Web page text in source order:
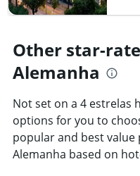
Other star-
Alemanha
Not set on a 4 estrelas
options for you to
popular and best
Alemanha based on